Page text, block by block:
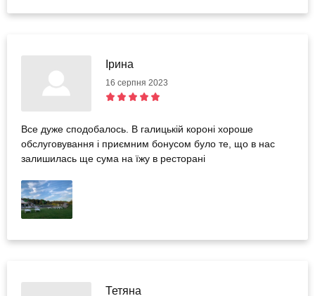
Ірина
16 серпня 2023
Все дуже сподобалось. В галицькій короні хороше
обслуговування і приємним бонусом було те, що в нас
залишилась ще сума на їжу в ресторані
Тетяна